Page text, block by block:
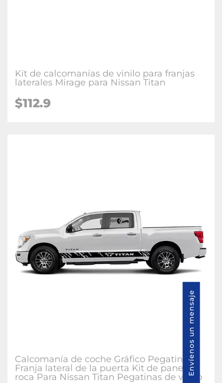
Kit de calcomanías de vinilo para franjas
laterales Mirage para Nissan Titan
$112.9
Calcomanía de coche Gráfico Pegatina
Franja lateral de la puerta Kit de panel de
roca Para Nissan Titan Pegatinas de vinilo
Envíenos un mensaje